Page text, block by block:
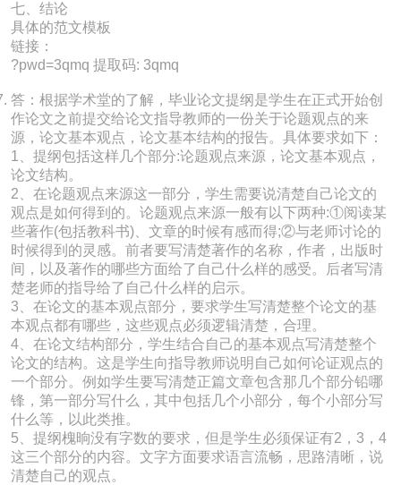
七、结论
具体的范文模板
链接：
?pwd=3qmq 提取码: 3qmq
答：根据学术堂的了解，毕业论文提纲是学生在正式开始创
作论文之前提交给论文指导教师的一份关于论题观点的来
源，论文基本观点，论文基本结构的报告。具体要求如下：
1、提纲包括这样几个部分:论题观点来源，论文基本观点，
论文结构。
2、在论题观点来源这一部分，学生需要说清楚自己论文的
观点是如何得到的。论题观点来源一般有以下两种:①阅读某
些著作(包括教科书)、文章的时候有感而得;②与老师讨论的
时候得到的灵感。前者要写清楚著作的名称，作者，出版时
间，以及著作的哪些方面给了自己什么样的感受。后者写清
楚老师的指导给了自己什么样的启示。
3、在论文的基本观点部分，要求学生写清楚整个论文的基
本观点都有哪些，这些观点必须逻辑清楚，合理。
4、在论文结构部分，学生结合自己的基本观点写清楚整个
论文的结构。这是学生向指导教师说明自己如何论证观点的
一个部分。例如学生要写清楚正篇文章包含那几个部分铅哪
锋，第一部分写什么，其中包括几个小部分，每个小部分写
什么等，以此类推。
5、提纲槐晌没有字数的要求，但是学生必须保证有2，3，4
这三个部分的内容。文字方面要求语言流畅，思路清晰，说
清楚自己的观点。